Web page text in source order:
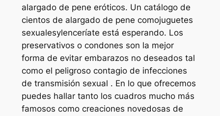
alargado de pene eróticos. Un catálogo de
cientos de alargado de pene comojuguetes
sexualesylenceríate está esperando. Los
preservativos o condones son la mejor
forma de evitar embarazos no deseados tal
como el peligroso contagio de infecciones
de transmisión sexual . En lo que ofrecemos
puedes hallar tanto los cuadros mucho más
famosos como creaciones novedosas de